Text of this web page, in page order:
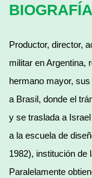
BIOGRAFÍA
Productor, director,
militar en Argentina,
hermano mayor,
a Brasil, donde el
y se traslada a
a la escuela de
1982), institución de
Paralelamente